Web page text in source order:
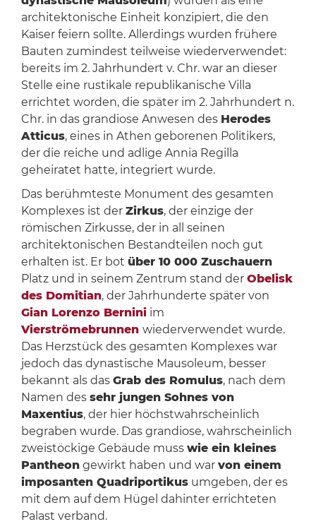
architektonische Einheit konzipiert, die den
Kaiser feiern sollte. Allerdings wurden frühere
Bauten zumindest teilweise wiederverwendet:
bereits im 2. Jahrhundert v. Chr. war an dieser
Stelle eine rustikale republikanische Villa
errichtet worden, die später im 2. Jahrhundert n.
Chr. in das grandiose Anwesen des Herodes
Atticus, eines in Athen geborenen Politikers,
der die reiche und adlige Annia Regilla
geheiratet hatte, integriert wurde.
Das berühmteste Monument des gesamten
Komplexes ist der Zirkus, der einzige der
römischen Zirkusse, der in all seinen
architektonischen Bestandteilen noch gut
erhalten ist. Er bot über 10 000 Zuschauern
Platz und in seinem Zentrum stand der Obelisk
des Domitian, der Jahrhunderte später von
Gian Lorenzo Berniniim
Vierströmebrunnen wiederverwendet wurde.
Das Herzstück des gesamten Komplexes war
jedoch das dynastische Mausoleum, besser
bekannt als das Grab des Romulus, nach dem
Namen des sehr jungen Sohnes von
Maxentius, der hier höchstwahrscheinlich
begraben wurde. Das grandiose, wahrscheinlich
zweistöckige Gebäude muss wie ein kleines
Pantheongewirkt haben und war von einem
imposanten Quadriportikusumgeben, der es
mit dem auf dem Hügel dahinter errichteten
Palast verband.